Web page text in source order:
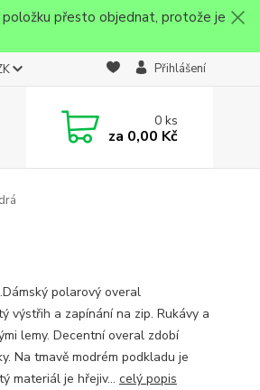
přesto objednat, protože je
Přihlášení
0ks
za 0,00 Kč
polarový overal
výstřih a zapínání na zip. Rukávy a
lemy. Decentní overal zdobí
Na tmavě modrém podkladu je
materiál je hřejiv... celý popis